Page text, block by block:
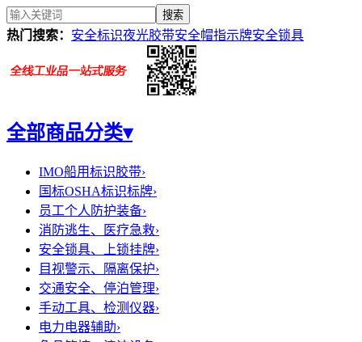
搜索
热门搜索： 安全标识夜光胶带安全帽指示牌安全锁具
全部商品分类▾
IMO船用标识胶带›
国标OSHA标识标牌›
员工个人防护装备›
消防逃生、医疗急救›
安全锁具、上锁挂牌›
目视警示、隔离保护›
交通安全、停泊管理›
手动工具、检测仪器›
电力电器辅助›